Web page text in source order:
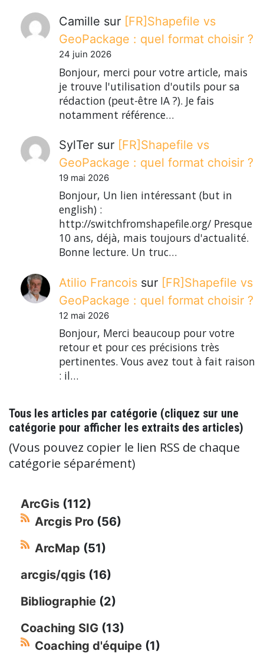
Camille sur [FR]Shapefile vs
GeoPackage : quel format choisir ?
24 juin 2026
Bonjour, merci pour votre article, mais
je trouve l'utilisation d'outils pour sa
rédaction (peut-être IA ?). Je fais
notamment référence…
SylTer sur [FR]Shapefile vs
GeoPackage : quel format choisir ?
19 mai 2026
Bonjour, Un lien intéressant (but in
english) :
http://switchfromshapefile.org/ Presque
10 ans, déjà, mais toujours d'actualité.
Bonne lecture. Un truc…
Atilio Francois sur [FR]Shapefile vs
GeoPackage : quel format choisir ?
12 mai 2026
Bonjour, Merci beaucoup pour votre
retour et pour ces précisions très
pertinentes. Vous avez tout à fait raison
: il…
Tous les articles par catégorie (cliquez sur une
catégorie pour afficher les extraits des articles)
(Vous pouvez copier le lien RSS de chaque
catégorie séparément)
ArcGis (112)
Arcgis Pro (56)
ArcMap (51)
arcgis/qgis (16)
Bibliographie (2)
Coaching SIG (13)
Coaching d'équipe (1)